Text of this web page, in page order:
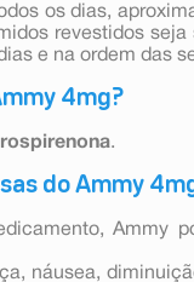
os dias,
revestidos
e na ordem das
4mg?
.
do Ammy
Ammy
náusea,